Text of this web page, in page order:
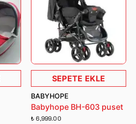
SEPETE EKLE
BABYHOPE
Babyhope BH-603 puset
₺ 6,999.00